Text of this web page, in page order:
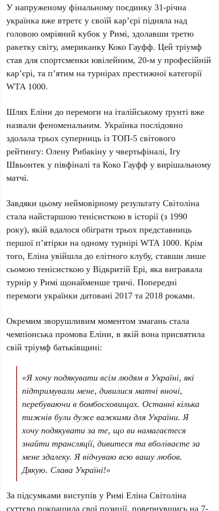
У напруженому фінальному поєдинку31-річна
українка вже втретє у своїй кар’єрі підняла над
головою омріяний кубок уРимі, здолавши третю
ракетку світу, американкуКоко Гауфф. Цей тріумф
став для спортсменки ювілейним,20-м у професійній
кар’єрі, тап’ятим на турнірах престижної категорії
WTA 1000.
ШляхЕліни до перемоги на італійському ґрунті вже
назвали феноменальним. Українка послідовно
здолала трьох суперниць ізТОП-5 світового
рейтингу:Олену Рибакіну у чвертьфіналі,Ігу
Швьонтек у півфіналі таКоко Гауфф у вирішальному
матчі.
Завдяки цьому неймовірному результатуСвітоліна
стала найстаршою тенісисткою в історії (з 1990
року), якій вдалося обіграти трьох представниць
першої п’ятірки на одному турніріWTA 1000. Крім
того,Еліна увійшла до елітного клубу, ставши лише
сьомою тенісисткою уВідкритій Ері, яка вигравала
турнір уРимі щонайменше тричі. Попередні
перемоги українки датовані2017 та2018 роками.
Окремим зворушливим моментом змагань стала
чемпіонська промоваЕліни, в якій вона присвятила
свій тріумф батьківщині:
«Я хочу подякувати всім людям в Україні, які
підтримували мене, дивилися матчі вночі,
перебуваючи в бомбосховищах. Останні кілька
тижнів були дуже важкими для України. Я
хочу подякувати за те, що ви намагаєтеся
знайти трансляції, дивитеся та вболіваєте за
мене здалеку. Я відчуваю всю вашу любов.
Дякую. Слава Україні!»
За підсумками виступів уРимі Еліна Світоліна
суттєво покращила свої позиції, повернувшись на 7-